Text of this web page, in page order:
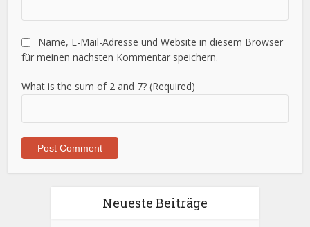
Name, E-Mail-Adresse und Website in diesem Browser
für meinen nächsten Kommentar speichern.
What is the sum of 2 and 7? (Required)
Neueste Beiträge